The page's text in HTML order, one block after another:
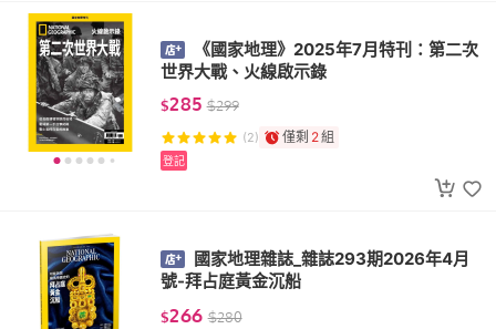
《國家地理》2025年7月特刊：第二次
世界大戰、火線啟示錄
$285 $299
(2) 僅剩 2組
登記
國家地理雜誌_雜誌293期2026年4月
號-拜占庭黃金沉船
$266 $280